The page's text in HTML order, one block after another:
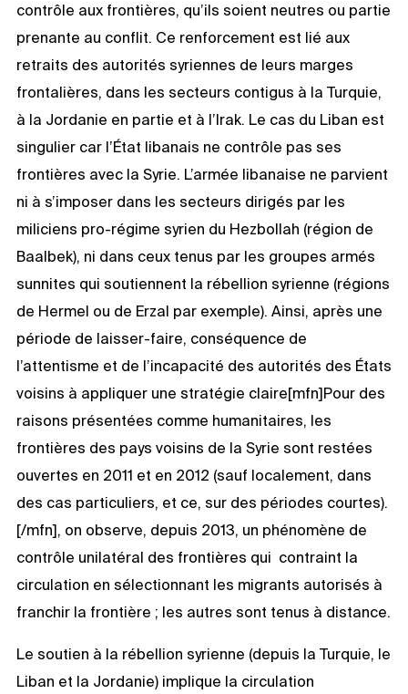
contrôle aux frontières, qu’ils soient neutres ou partie
prenante au conflit. Ce renforcement est lié aux
retraits des autorités syriennes de leurs marges
frontalières, dans les secteurs contigus à la Turquie,
à la Jordanie en partie et à l’Irak. Le cas du Liban est
singulier car l’État libanais ne contrôle pas ses
frontières avec la Syrie. L’armée libanaise ne parvient
ni à s’imposer dans les secteurs dirigés par les
miliciens pro-régime syrien du Hezbollah (région de
Baalbek), ni dans ceux tenus par les groupes armés
sunnites qui soutiennent la rébellion syrienne (régions
de Hermel ou de Erzal par exemple). Ainsi, après une
période de laisser-faire, conséquence de
l’attentisme et de l’incapacité des autorités des États
voisins à appliquer une stratégie claire[mfn]Pour des
raisons présentées comme humanitaires, les
frontières des pays voisins de la Syrie sont restées
ouvertes en 2011 et en 2012 (sauf localement, dans
des cas particuliers, et ce, sur des périodes courtes).
[/mfn], on observe, depuis 2013, un phénomène de
contrôle unilatéral des frontières qui contraint la
circulation en sélectionnant les migrants autorisés à
franchir la frontière ; les autres sont tenus à distance.
Le soutien à la rébellion syrienne (depuis la Turquie, le
Liban et la Jordanie) implique la circulation